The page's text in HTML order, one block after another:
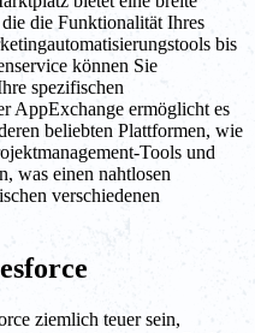
die Funktionalität Ihres
bis
können Sie
spezifischen
AppExchange ermöglicht es
beliebten Plattformen, wie
Tools und
was einen nahtlosen
verschiedenen
ziemlich teuer sein,